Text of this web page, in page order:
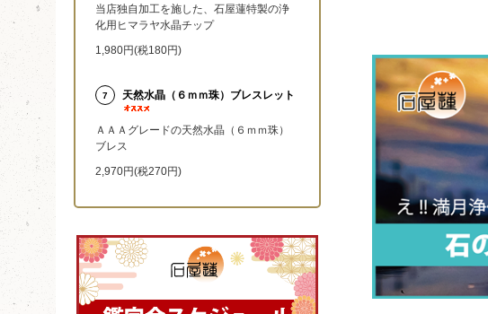
当店独自加工を施した、石屋蓮特製の浄
化用ヒマラヤ水晶チップ
1,980円(税180円)
7 天然水晶（６ｍｍ珠）ブレスレット
ＡＡＡグレードの天然水晶（６ｍｍ珠）
ブレス
2,970円(税270円)